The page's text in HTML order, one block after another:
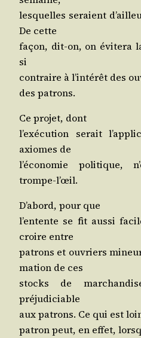
les­quelles seraient
De cette
façon, dit-on, on évi­te­ra
si
contraire à l’in­té­rêt des
des patrons.
Ce pro­jet, dont
l’exé­cu­tion serait
axiomes de
l’é­co­no­mie poli­tique,
trompe-l’œil.
D’a­bord, pour que
l’en­tente se fit aus­si
croire entre
patrons et ouvriers
ma­tion de ces
stocks de
préjudiciable
aux patrons. Ce qui est
patron peut, en effet,